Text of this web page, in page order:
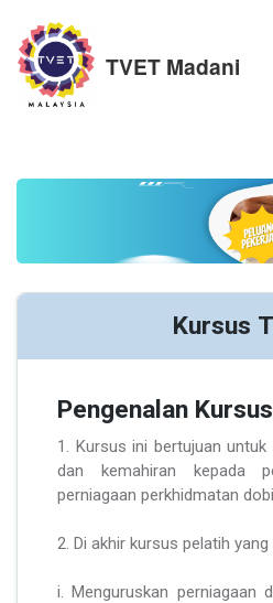
TVET Madani
Kursus
Pengenalan Kursus
1. Kursus ini bertujuan
dan kemahiran kepada
perniagaan perkhidmatan
2. Di akhir kursus pelatih
i. Menguruskan perniagaan